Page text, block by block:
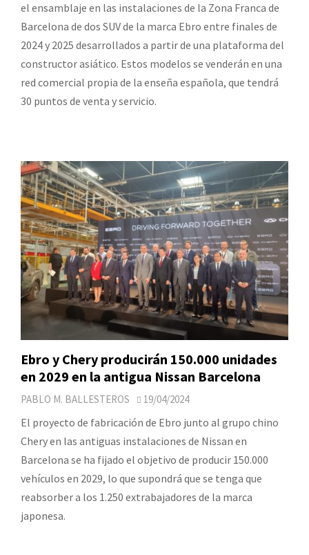
el ensamblaje en las instalaciones de la Zona Franca de
Barcelona de dos SUV de la marca Ebro entre finales de
2024 y 2025 desarrollados a partir de una plataforma del
constructor asiático. Estos modelos se venderán en una
red comercial propia de la enseña española, que tendrá
30 puntos de venta y servicio.
Ebro y Chery producirán 150.000 unidades
en 2029 en la antigua Nissan Barcelona
PABLO M. BALLESTEROS 19/04/2024
El proyecto de fabricación de Ebro junto al grupo chino
Chery en las antiguas instalaciones de Nissan en
Barcelona se ha fijado el objetivo de producir 150.000
vehículos en 2029, lo que supondrá que se tenga que
reabsorber a los 1.250 extrabajadores de la marca
japonesa.